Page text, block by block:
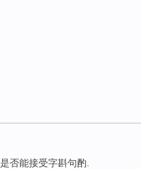
否能接受字斟句酌.